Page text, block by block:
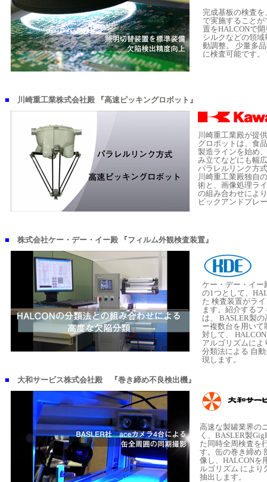
完成基板の検査
で実施すること
置をHALCONで
シルクなどの領
動調整。 少量多
に検査可能です。
■ 川崎重工業株式会社殿 『高速ピッキングロボット』
川崎重工業殿が提
グロボットは、食
製造ラインを始め
み立てなどにも幅
パラレルリンク方
川崎重工業殿独自
術と、画像処理ラ
の組み合わせによ
ピックアンドプレ
■ 株式会社ケー・デー・イー殿 『フィルム外観検査装置』
ケー・デー・イー
の1つとして、
た 検査装置がラ
ます。紹介する
は、 BASLER製
ー複数台を用いて
対して、
アルゴリズムによ
分類法による 自
現します。
■ 大和サービス株式会社殿 『巻き締め不良検出機』
高速な製罐業界の
く、BASLER製
た同時全周検査を
す。缶の巻き締め
像し、HALCONを
ルゴリズム により
抽出します。